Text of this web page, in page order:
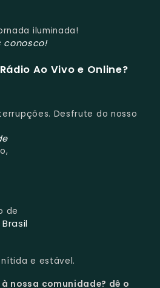
iluminada!
conosco!
Ao Vivo e Online?
Desfrute do nosso
de
e estável.
nossa comunidade? dê o